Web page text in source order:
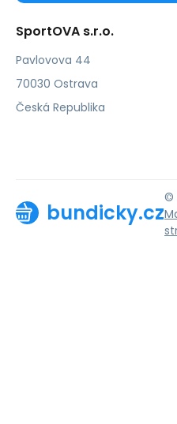
SportOVA s.r.o.
Pavlovova 44
70030 Ostrava
Česká Republika
bundicky.cz
©